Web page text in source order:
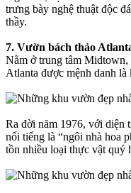
trưng bày nghệ thuật độc
thầy.
7. Vườn bách thảo
Nằm ở trung tâm
Atlanta được mệnh danh
Ra đời năm 1976, với diện
nổi tiếng là “ngôi nhà hoa
tồn nhiều loại thực vật quý